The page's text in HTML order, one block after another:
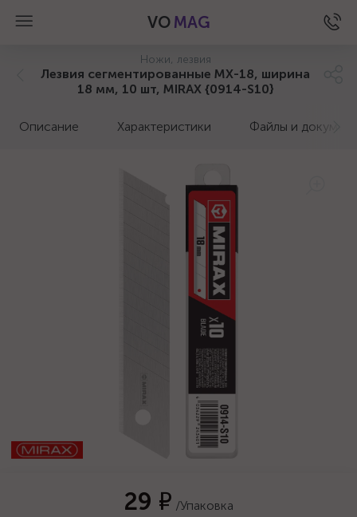
VO MAG
Ножи, лезвия
Лезвия сегментированные MX-18, ширина
18 мм, 10 шт, MIRAX {0914-S10}
Описание Характеристики Файлы и
29 ₽ /Упаковка